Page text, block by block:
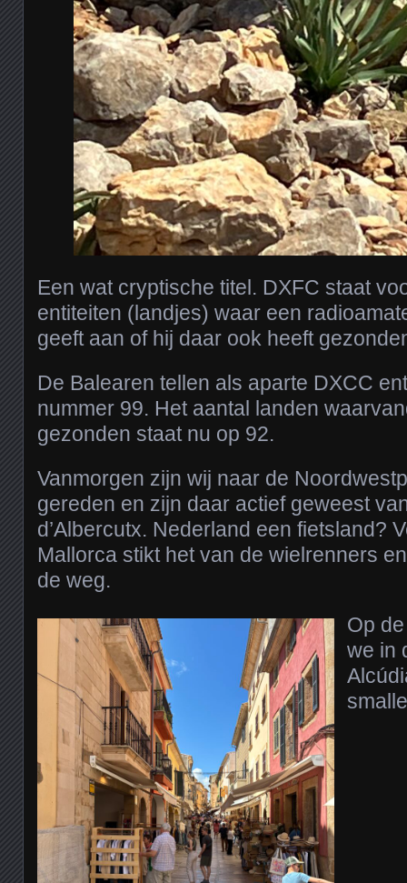
Een wat cryptische titel. DXFC staat
entiteiten (landjes) waar een
geeft aan of hij daar ook heeft
De Balearen tellen als aparte DXCC
nummer 99. Het aantal landen
gezonden staat nu op 92.
Vanmorgen zijn wij naar de
gereden en zijn daar actief geweest
d’Albercutx. Nederland een fietsland?
Mallorca stikt het van de wielrenners
de weg.
Op
we in